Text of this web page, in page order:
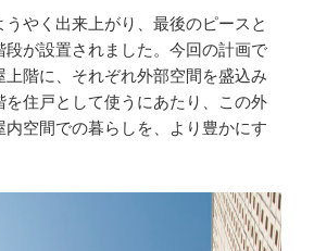
やく出来上がり、最後のピースと
段が設置されました。今回の計画で
上階に、それぞれ外部空間を盛込み
を住戸として使うにあたり、この外
空間での暮らしを、より豊かにす